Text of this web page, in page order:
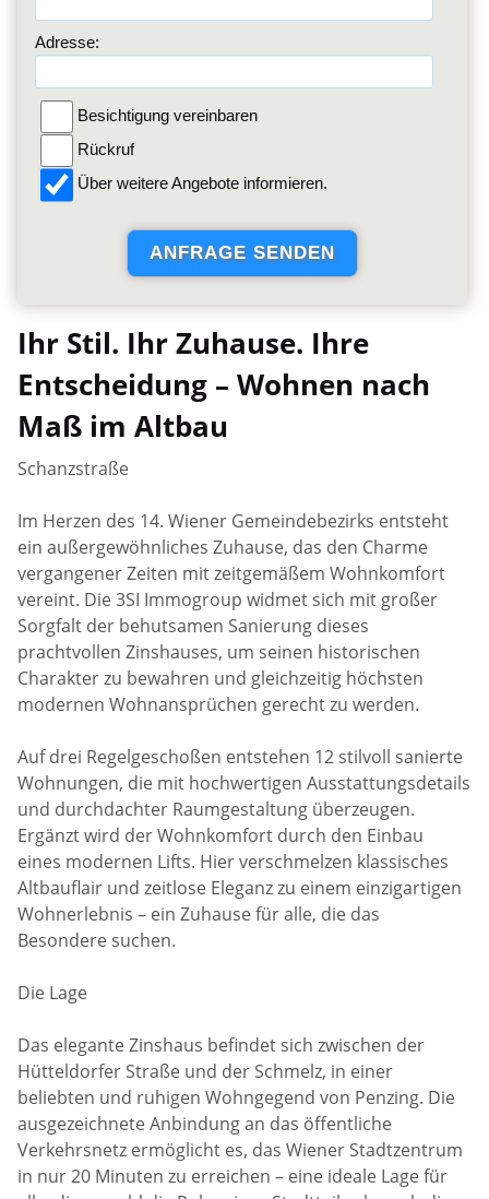
Adresse:
Besichtigung vereinbaren
Rückruf
Über weitere Angebote informieren.
Ihr Stil. Ihr Zuhause. Ihre
Entscheidung – Wohnen nach
Maß im Altbau
Schanzstraße
Im Herzen des 14. Wiener Gemeindebezirks entsteht
ein außergewöhnliches Zuhause, das den Charme
vergangener Zeiten mit zeitgemäßem Wohnkomfort
vereint. Die 3SI Immogroup widmet sich mit großer
Sorgfalt der behutsamen Sanierung dieses
prachtvollen Zinshauses, um seinen historischen
Charakter zu bewahren und gleichzeitig höchsten
modernen Wohnansprüchen gerecht zu werden.
Auf drei Regelgeschoßen entstehen 12 stilvoll sanierte
Wohnungen, die mit hochwertigen Ausstattungsdetails
und durchdachter Raumgestaltung überzeugen.
Ergänzt wird der Wohnkomfort durch den Einbau
eines modernen Lifts. Hier verschmelzen klassisches
Altbauflair und zeitlose Eleganz zu einem einzigartigen
Wohnerlebnis – ein Zuhause für alle, die das
Besondere suchen.
Die Lage
Das elegante Zinshaus befindet sich zwischen der
Hütteldorfer Straße und der Schmelz, in einer
beliebten und ruhigen Wohngegend von Penzing. Die
ausgezeichnete Anbindung an das öffentliche
Verkehrsnetz ermöglicht es, das Wiener Stadtzentrum
in nur 20 Minuten zu erreichen – eine ideale Lage für